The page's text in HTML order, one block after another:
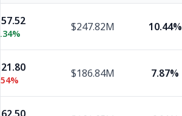
10.44%
$247.82M
7.87%
$186.84M